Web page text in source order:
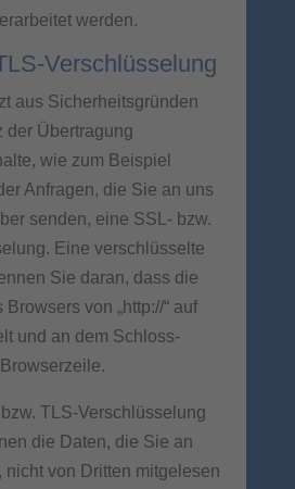
werden.
Verschlüsselung
aus Sicherheitsgründen
der Übertragung
wie zum Beispiel
Anfragen, die Sie an uns
senden, eine SSL- bzw.
Eine verschlüsselte
Sie daran, dass die
von „http://“ auf
und an dem Schloss-
TLS-Verschlüsselung
die Daten, die Sie an
nicht von Dritten mitgelesen